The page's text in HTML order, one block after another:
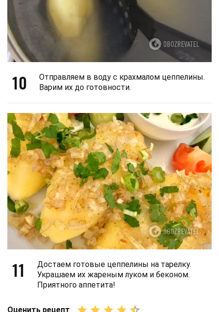
10
Отправляем в воду с крахмалом цеппелины.
Варим их до готовности.
11
Достаем готовые цеппелины на тарелку.
Украшаем их жареным луком и беконом.
Приятного аппетита!
Оценить рецепт